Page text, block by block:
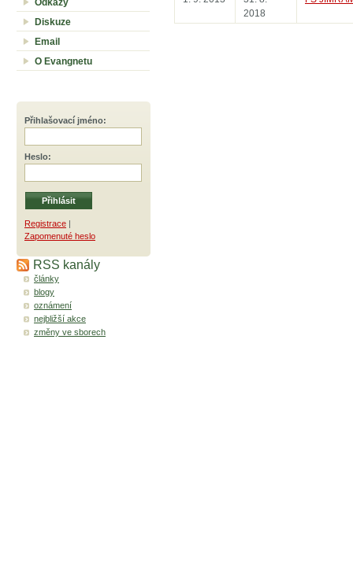
Odkazy
Diskuze
Email
O Evangnetu
Přihlašovací jméno:
Heslo:
Registrace |
Zapomenuté heslo
RSS kanály
články
blogy
oznámení
nejbližší akce
změny ve sborech
2018